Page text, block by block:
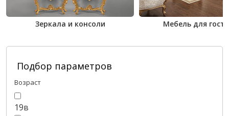
Зеркала и консоли Мебель для
Подбор параметров
Возраст
19в